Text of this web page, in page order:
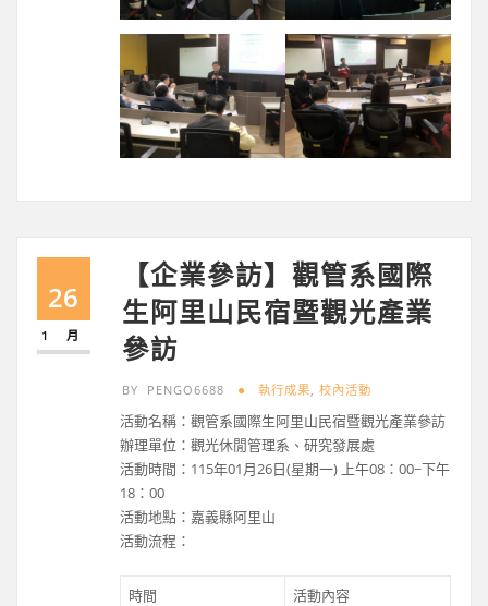
26
1 月
【企業參訪】觀管系國際
生阿里山民宿暨觀光產業
參訪
BY PENGO6688 執行成果, 校內活動
活動名稱：觀管系國際生阿里山民宿暨觀光產業參訪
辦理單位：觀光休閒管理系、研究發展處
活動時間：115年01月26日(星期一) 上午08：00~下午
18：00
活動地點：嘉義縣阿里山
活動流程：
時間
活動內容